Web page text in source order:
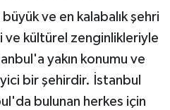
ve en kalabalık şehri
ve kültürel zenginlikleriyle
yakın konumu ve
bir şehirdir. İstanbul
bulunan herkes için